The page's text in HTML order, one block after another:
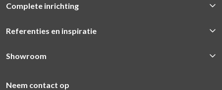
Complete inrichting
Referenties en inspiratie
Showroom
Neem contact op